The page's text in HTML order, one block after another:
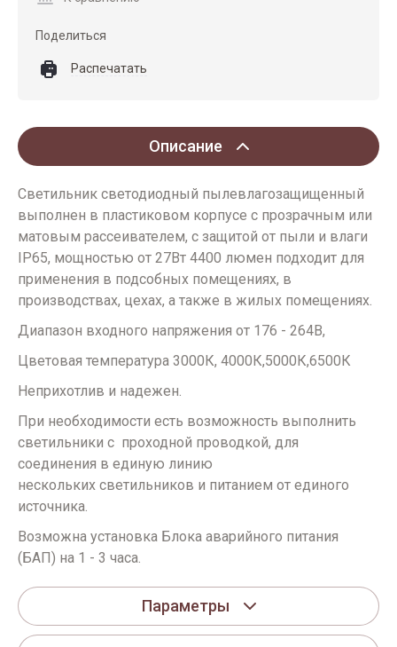
Поделиться
Распечатать
Описание
Светильник светодиодный пылевлагозащищенный
выполнен в пластиковом корпусе с прозрачным или
матовым рассеивателем, с защитой от пыли и влаги
IP65, мощностью от 27Вт 4400 люмен подходит для
применения в подсобных помещениях, в
производствах, цехах, а также в жилых помещениях.
Диапазон входного напряжения от 176 - 264В,
Цветовая температура 3000К, 4000К,5000К,6500К
Неприхотлив и надежен.
При необходимости есть возможность выполнить
светильники с проходной проводкой, для
соединения в единую линию
нескольких светильников и питанием от единого
источника.
Возможна установка Блока аварийного питания
(БАП) на 1 - 3 часа.
Параметры